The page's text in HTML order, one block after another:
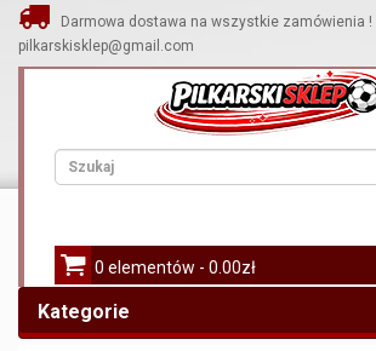
Darmowa dostawa na wszystkie zamówienia !
pilkarskisklep@gmail.com
0 elementów - 0.00zł
Kategorie